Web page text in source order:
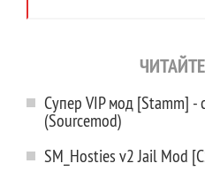
Супер VIP мод [Stamm] -
(Sourcemod)
SM_Hosties v2 Jail Mod